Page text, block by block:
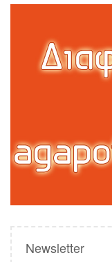
Newsletter